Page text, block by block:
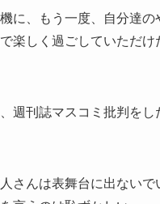
に、もう一度、自分達の
楽しく過ごしていただけ
週刊誌マスコミ批判を
さんは表舞台に出ないで